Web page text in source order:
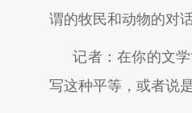
谓的牧民和动物的对
记者：在你的文
写这种平等，或者说